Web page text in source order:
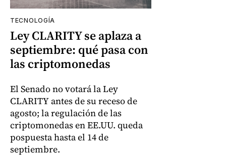
TECNOLOGÍA
Ley CLARITY se aplaza a
septiembre: qué pasa con
las criptomonedas
El Senado no votará la Ley
CLARITY antes de su receso de
agosto; la regulación de las
criptomonedas en EE.UU. queda
pospuesta hasta el 14 de
septiembre.